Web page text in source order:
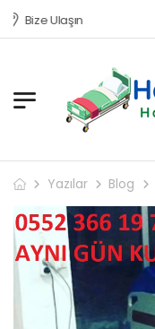
Bize Ulaşın
Yazılar Blog